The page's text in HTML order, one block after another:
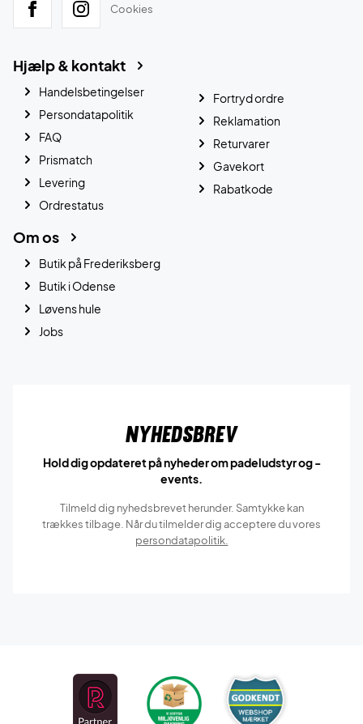
Cookies
Hjælp & kontakt
Handelsbetingelser
Persondatapolitik
FAQ
Prismatch
Levering
Ordrestatus
Fortryd ordre
Reklamation
Returvarer
Gavekort
Rabatkode
Om os
Butik på Frederiksberg
Butik i Odense
Løvens hule
Jobs
Nyhedsbrev
Hold dig opdateret på nyheder om padeludstyr og -
events.
Tilmeld dig nyhedsbrevet herunder. Samtykke kan
trækkes tilbage. Når du tilmelder dig acceptere du vores
persondatapolitik.